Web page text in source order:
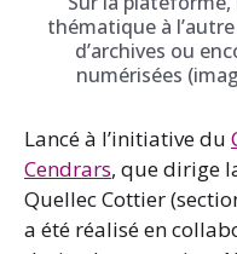
thématique à
d’archives ou
numérisées
Lancé à l’initiative du
Cendrars, que dirige
Quellec Cottier
a été réalisé en